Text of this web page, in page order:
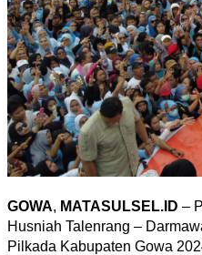
GOWA, MATASULSEL.ID –
Husniah Talenrang –
Pilkada Kabupaten Gowa